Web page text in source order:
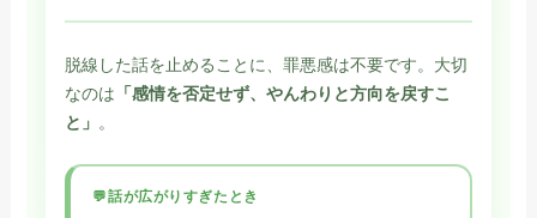
脱線した話を止めることに、罪悪感は不要です。大切
なのは 「感情を否定せず、やんわりと方向を戻すこ
と」 。
話が広がりすぎたとき